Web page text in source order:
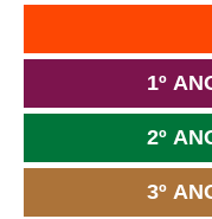
1º
2º
3º